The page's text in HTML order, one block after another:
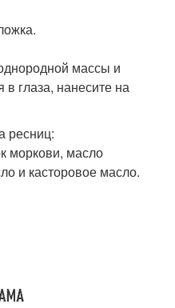
массы и
в глаза, нанесите на
ресниц:
моркови, масло
и касторовое масло.